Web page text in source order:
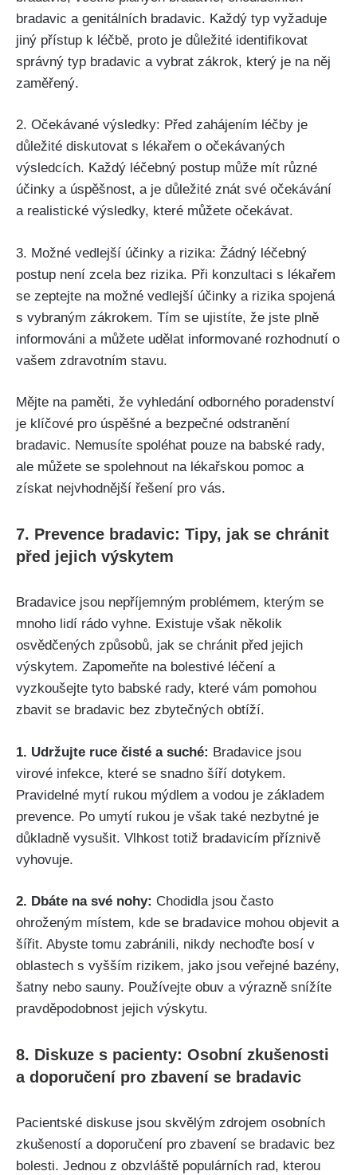
bradavic a ⁤genitálních bradavic. Každý⁢ typ vyžaduje
⁣jiný přístup k léčbě, proto ‍je důležité identifikovat
‍správný typ bradavic a vybrat zákrok, který⁤ je na něj
zaměřený.
2. Očekávané výsledky: Před⁣ zahájením léčby je
důležité diskutovat s lékařem o očekávaných
výsledcích. Každý léčebný ⁢postup může mít různé
účinky a úspěšnost, a je důležité znát své očekávání
a realistické výsledky, které ‌můžete očekávat.
3. Možné vedlejší účinky a rizika: Žádný léčebný
postup není‍ zcela bez rizika. Při konzultaci s lékařem⁣
se zeptejte​ na možné⁤ vedlejší účinky a rizika spojená
s vybraným zákrokem. ⁣Tím se ujistíte, že jste plně
informováni a můžete ‌udělat informované rozhodnutí ‌o
vašem zdravotním stavu.
Mějte na paměti, že vyhledání odborného ‌poradenství
je klíčové ⁣pro úspěšné a bezpečné odstranění
⁤bradavic. Nemusíte spoléhat ⁢pouze na babské​ rady,
ale ​můžete se spolehnout na lékařskou pomoc a⁤
získat nejvhodnější řešení pro ⁢vás.
7. Prevence bradavic: Tipy, jak se chránit⁣
před jejich výskytem
Bradavice jsou‍ nepříjemným problémem, kterým se
mnoho lidí rádo vyhne. Existuje však několik
osvědčených způsobů, jak ‌se chránit před⁣ jejich
výskytem. Zapomeňte na bolestivé léčení a
vyzkoušejte tyto babské rady,⁣ které vám pomohou
zbavit se bradavic bez zbytečných ‌obtíží.
1. ⁤Udržujte ruce čisté a suché: Bradavice jsou⁣
virové infekce, které se snadno šíří dotykem.
Pravidelné mytí rukou⁢ mýdlem a vodou je základem
prevence. Po umytí rukou je však také nezbytné je
důkladně ⁢vysušit. Vlhkost totiž ⁣bradavicím⁤ příznivě
vyhovuje.
2. Dbáte na své ⁤nohy: Chodidla ⁢jsou často
‌ohroženým místem, kde ​se ​bradavice mohou objevit a
šířit. Abyste⁢ tomu zabránili, nikdy nechoďte bosí ⁤v
oblastech s vyšším rizikem, jako jsou veřejné bazény,
šatny nebo​ sauny. Používejte obuv a výrazně ⁢snížíte⁣
pravděpodobnost jejich‍ výskytu.
8. ​Diskuze s pacienty: Osobní⁤ zkušenosti
a‍ doporučení ‍pro zbavení se bradavic
Pacientské diskuse jsou skvělým zdrojem osobních‍
zkušeností a‍ doporučení pro⁢ zbavení se bradavic bez
bolesti. Jednou z obzvláště populárních ⁣rad, kterou